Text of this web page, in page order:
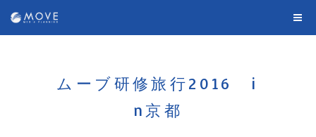
ムーブ研修旅行2016 i
n京都